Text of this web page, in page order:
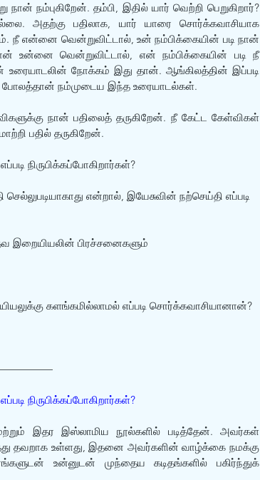
நம்புகிறேன். தம்பி, இதில் யார் வெற்றி பெறுகிறார்?
அதற்கு பதிலாக, யார் யாரை சொர்க்கவாசியாக
நீ என்னை வென்றுவிட்டால், உன் நம்பிக்கையின் படி நான்
உன்னை வென்றுவிட்டால், என் நம்பிக்கையின் படி நீ
உரையாடலின் நோக்கம் இது தான். ஆங்கிலத்தின் இப்படி
போலத்தான் நம்முடைய இந்த உரையாடல்கள்.
நான் பதிலைத் தருகிறேன். நீ கேட்ட கேள்விகள்
பதில் தருகிறேன்.
நிருபிக்கப்போகிறார்கள்?
என்றால், இயேசுவின் நற்செய்தி எப்படி
இறையியலின் பிரச்சனைகளும்
களங்கமில்லாமல் எப்படி சொர்க்கவாசியானான்?
நிருபிக்கப்போகிறார்கள்?
இதர இஸ்லாமிய நூல்களில் படித்தேன். அவர்கள்
தவறாக உள்ளது, இதனை அவர்களின் வாழ்க்கை நமக்கு
உன்னுடன் முந்தைய கடிதங்களில் பகிர்ந்துக்